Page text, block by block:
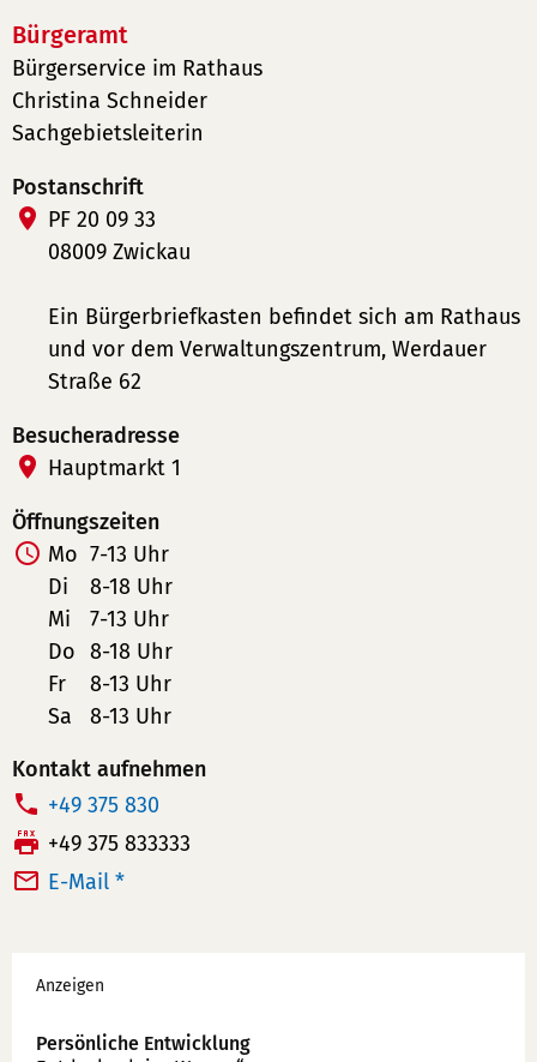
Bürgeramt
Bürgerservice im Rathaus
Christina Schneider
Sachgebietsleiterin
Postanschrift
PF 20 09 33
08009 Zwickau
Ein Bürgerbriefkasten befindet sich am Rathaus
und vor dem Verwaltungszentrum, Werdauer
Straße 62
Besucheradresse
Hauptmarkt 1
Öffnungszeiten
Mo 7-13 Uhr
Di
8-18 Uhr
Mi
7-13 Uhr
Do 8-18 Uhr
Fr
8-13 Uhr
Sa
8-13 Uhr
Kontakt aufnehmen
T
e
l
n
+49 375 830
F
a
+49 375 833333
E-Mail *
Werbung
Anzeigen
Persönliche Entwicklung